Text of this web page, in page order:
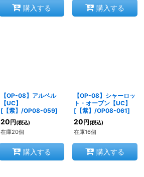
購入する 購入する
【OP-08】アルベル
【UC】
[【紫】/OP08-059]
20 円 (税込)
在庫20個
購入する
【OP-08】シャーロッ
ト・オーブン【UC】
[【紫】/OP08-061]
20 円 (税込)
在庫16個
購入する